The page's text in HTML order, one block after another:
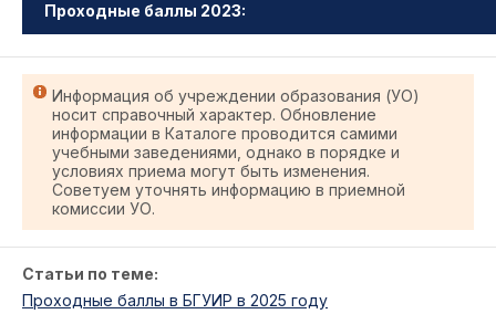
Проходные баллы 2023:
Информация об учреждении образования (УО)
носит справочный характер. Обновление
информации в Каталоге проводится самими
учебными заведениями, однако в порядке и
условиях приема могут быть изменения.
Советуем уточнять информацию в приемной
комиссии УО.
Статьи по теме:
Проходные баллы в БГУИР в 2025 году